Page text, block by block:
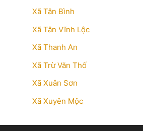
Xã Tân Bình
Xã Tân Vĩnh Lộc
Xã Thanh An
Xã Trừ Văn Thố
Xã Xuân Sơn
Xã Xuyên Mộc